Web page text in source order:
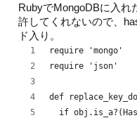
RubyでMongoDBに入れ
許してくれないので、
ド入り。
require 'mongo'
require 'json'
def
if